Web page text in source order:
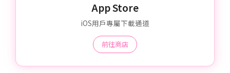
App Store
iOS用戶專屬下載通道
前往商店